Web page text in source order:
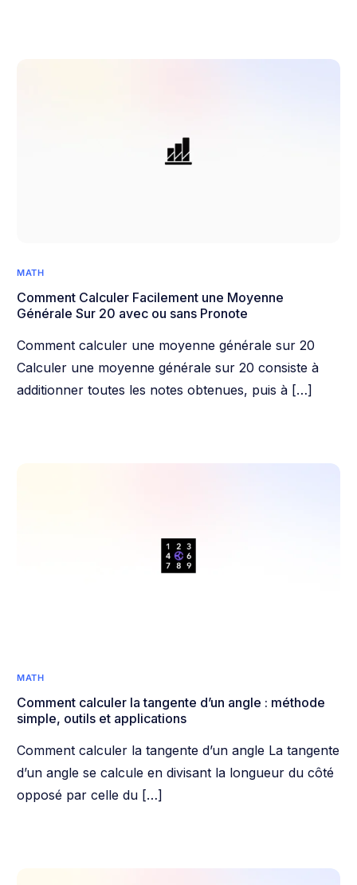
MATH
Comment Calculer Facilement une Moyenne
Générale Sur 20 avec ou sans Pronote
Comment calculer une moyenne générale sur 20
Calculer une moyenne générale sur 20 consiste à
additionner toutes les notes obtenues, puis à […]
MATH
Comment calculer la tangente d’un angle : méthode
simple, outils et applications
Comment calculer la tangente d’un angle La tangente
d’un angle se calcule en divisant la longueur du côté
opposé par celle du […]